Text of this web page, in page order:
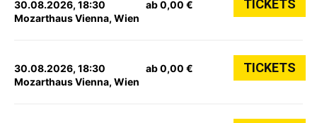
30.08.2026, 18:30
Mozarthaus Vienna, Wien
ab 0,00 € TICKETS
30.08.2026, 18:30
Mozarthaus Vienna, Wien
ab 0,00 € TICKETS